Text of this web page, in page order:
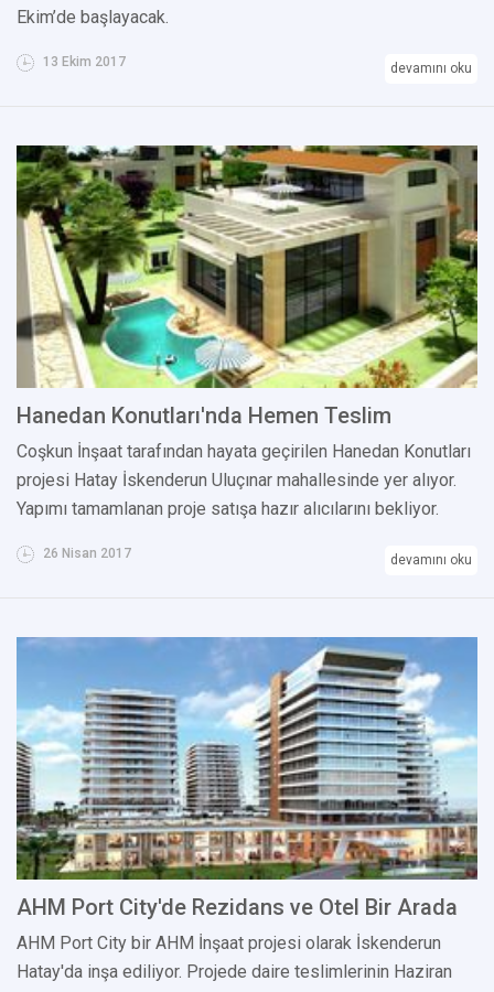
Ekim’de başlayacak.
13 Ekim 2017 devamını oku
Hanedan Konutları'nda Hemen Teslim
Coşkun İnşaat tarafından hayata geçirilen Hanedan Konutları
projesi Hatay İskenderun Uluçınar mahallesinde yer alıyor.
Yapımı tamamlanan proje satışa hazır alıcılarını bekliyor.
26 Nisan 2017 devamını oku
AHM Port City'de Rezidans ve Otel Bir Arada
AHM Port City bir AHM İnşaat projesi olarak İskenderun
Hatay'da inşa ediliyor. Projede daire teslimlerinin Haziran